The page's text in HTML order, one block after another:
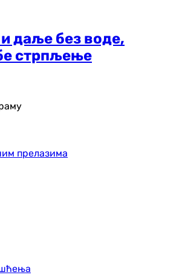
даље без воде,
стрпљење
прелазима